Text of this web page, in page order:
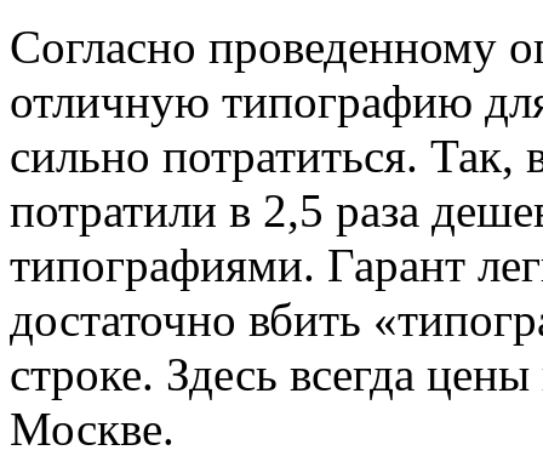
Согласно проведенному
отличную типографию
сильно потратиться.
потратили в 2,5 раза
типографиями. Гарант
достаточно вбить
строке. Здесь всегда
Москве.